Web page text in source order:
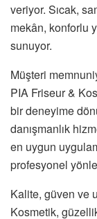
veriyor. Sıcak,
mekân, konforlu
sunuyor.
Müşteri
PIA Friseur &
bir deneyime
danışmanlık
en uygun
profesyonel
Kalite, güven ve
Kosmetik,